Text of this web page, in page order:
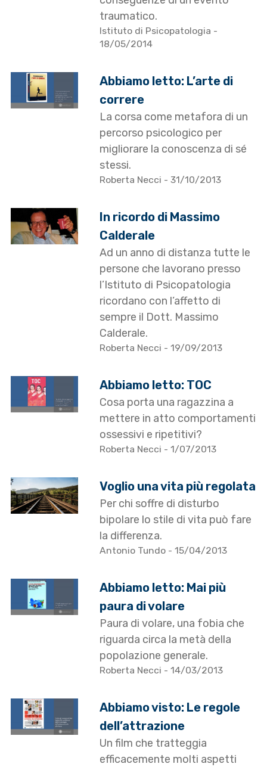
traumatico.
Istituto di Psicopatologia -
18/05/2014
Abbiamo letto: L’arte di
correre
La corsa come metafora di un
percorso psicologico per
migliorare la conoscenza di sé
stessi.
Roberta Necci - 31/10/2013
In ricordo di Massimo
Calderale
Ad un anno di distanza tutte le
persone che lavorano presso
l’Istituto di Psicopatologia
ricordano con l’affetto di
sempre il Dott. Massimo
Calderale.
Roberta Necci - 19/09/2013
Abbiamo letto: TOC
Cosa porta una ragazzina a
mettere in atto comportamenti
ossessivi e ripetitivi?
Roberta Necci - 1/07/2013
Voglio una vita più regolata
Per chi soffre di disturbo
bipolare lo stile di vita può fare
la differenza.
Antonio Tundo - 15/04/2013
Abbiamo letto: Mai più
paura di volare
Paura di volare, una fobia che
riguarda circa la metà della
popolazione generale.
Roberta Necci - 14/03/2013
Abbiamo visto: Le regole
dell’attrazione
Un film che tratteggia
efficacemente molti aspetti